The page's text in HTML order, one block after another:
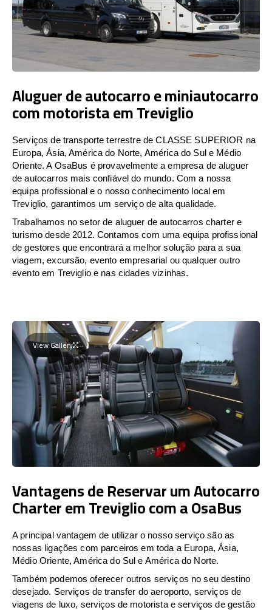
Aluguer de autocarro e miniautocarro
com motorista em Treviglio
Serviços de transporte terrestre de CLASSE SUPERIOR na
Europa, Ásia, América do Norte, América do Sul e Médio
Oriente. A OsaBus é provavelmente a empresa de aluguer
de autocarros mais confiável do mundo. Com a nossa
equipa profissional e o nosso conhecimento local em
Treviglio, garantimos um serviço de alta qualidade.
Trabalhamos no setor de aluguer de autocarros charter e
turismo desde 2012. Contamos com uma equipa profissional
de gestores que encontrará a melhor solução para a sua
viagem, excursão, evento empresarial ou qualquer outro
evento em Treviglio e nas cidades vizinhas.
View Gallery
Vantagens de Reservar um Autocarro
Charter em Treviglio com a OsaBus
A principal vantagem de utilizar o nosso serviço são as
nossas ligações com parceiros em toda a Europa, Ásia,
Médio Oriente, América do Sul e América do Norte.
Também podemos oferecer outros serviços no seu destino
desejado. Serviços de transfer do aeroporto, serviços de
viagens de luxo, serviços de motorista e serviços de gestão